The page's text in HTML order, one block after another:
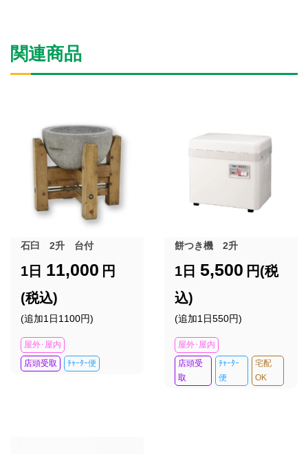
関連商品
石臼 2升 台付
1日 11,000 円
(税込)
(追加1日1100円)
屋外･屋内
店頭受取
ﾁｬｰﾀｰ便
餅つき機 2升
1日 5,500 円(税
込)
(追加1日550円)
屋外･屋内
店頭受
取
ﾁｬｰﾀｰ
便
宅配
OK